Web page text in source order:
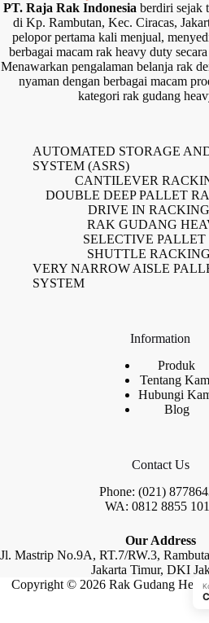
PT. Raja Rak Indonesiaberdiri sejak
di Kp. Rambutan, Kec. Ciracas,
pelopor pertama kali menjual,
berbagai macam rak heavy duty
Menawarkan pengalaman belanja rak
nyaman dengan berbagai macam
kategori rak gudang
AUTOMATED STORAGE
SYSTEM (ASRS)
CANTILEVER
DOUBLE DEEP PALLET
DRIVE IN
RAK GUDANG
SELECTIVE
SHUTTLE
VERY NARROW AISLE
SYSTEM
Information
Produk
Tentang
Hubungi
Blog
Contact Us
Phone: (021)
WA: 0812 8855
Our Address
Jl. Mastrip No.9A, RT.7/RW.3,
Jakarta Timur, DKI
Copyright © 2026 Rak Gudang